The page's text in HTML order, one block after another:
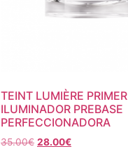
TEINT LUMIÈRE PRIMER
ILUMINADOR PREBASE
PERFECCIONADORA
35.00€ 28.00€